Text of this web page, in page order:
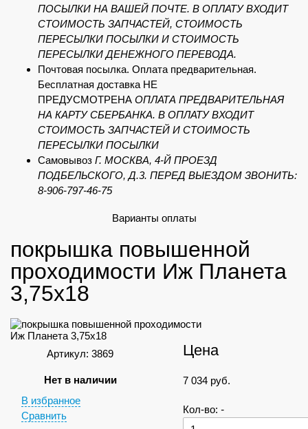
ПОСЫЛКИ НА ВАШЕЙ ПОЧТЕ. В ОПЛАТУ ВХОДИТ
СТОИМОСТЬ ЗАПЧАСТЕЙ, СТОИМОСТЬ
ПЕРЕСЫЛКИ ПОСЫЛКИ И СТОИМОСТЬ
ПЕРЕСЫЛКИ ДЕНЕЖНОГО ПЕРЕВОДА.
Почтовая посылка. Оплата предварительная.
Бесплатная доставка НЕ
ПРЕДУСМОТРЕНА ОПЛАТА ПРЕДВАРИТЕЛЬНАЯ
НА КАРТУ СБЕРБАНКА. В ОПЛАТУ ВХОДИТ
СТОИМОСТЬ ЗАПЧАСТЕЙ И СТОИМОСТЬ
ПЕРЕСЫЛКИ ПОСЫЛКИ
Самовывоз Г. МОСКВА, 4-Й ПРОЕЗД
ПОДБЕЛЬСКОГО, Д.3. ПЕРЕД ВЫЕЗДОМ ЗВОНИТЬ:
8-906-797-46-75
Варианты оплаты
покрышка повышенной
проходимости Иж Планета
3,75х18
Артикул: 3869
Нет в наличии
В избранное
Сравнить
Цена
7 034 руб.
Кол-во: -